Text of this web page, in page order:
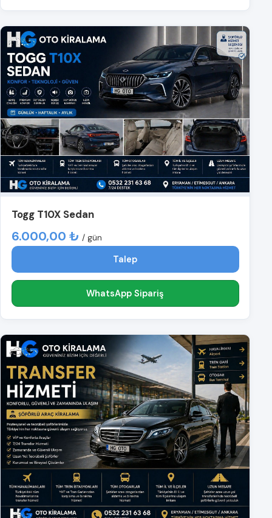
Togg T10X Sedan
6.000,00 ₺ / gün
Talep
WhatsApp Sipariş